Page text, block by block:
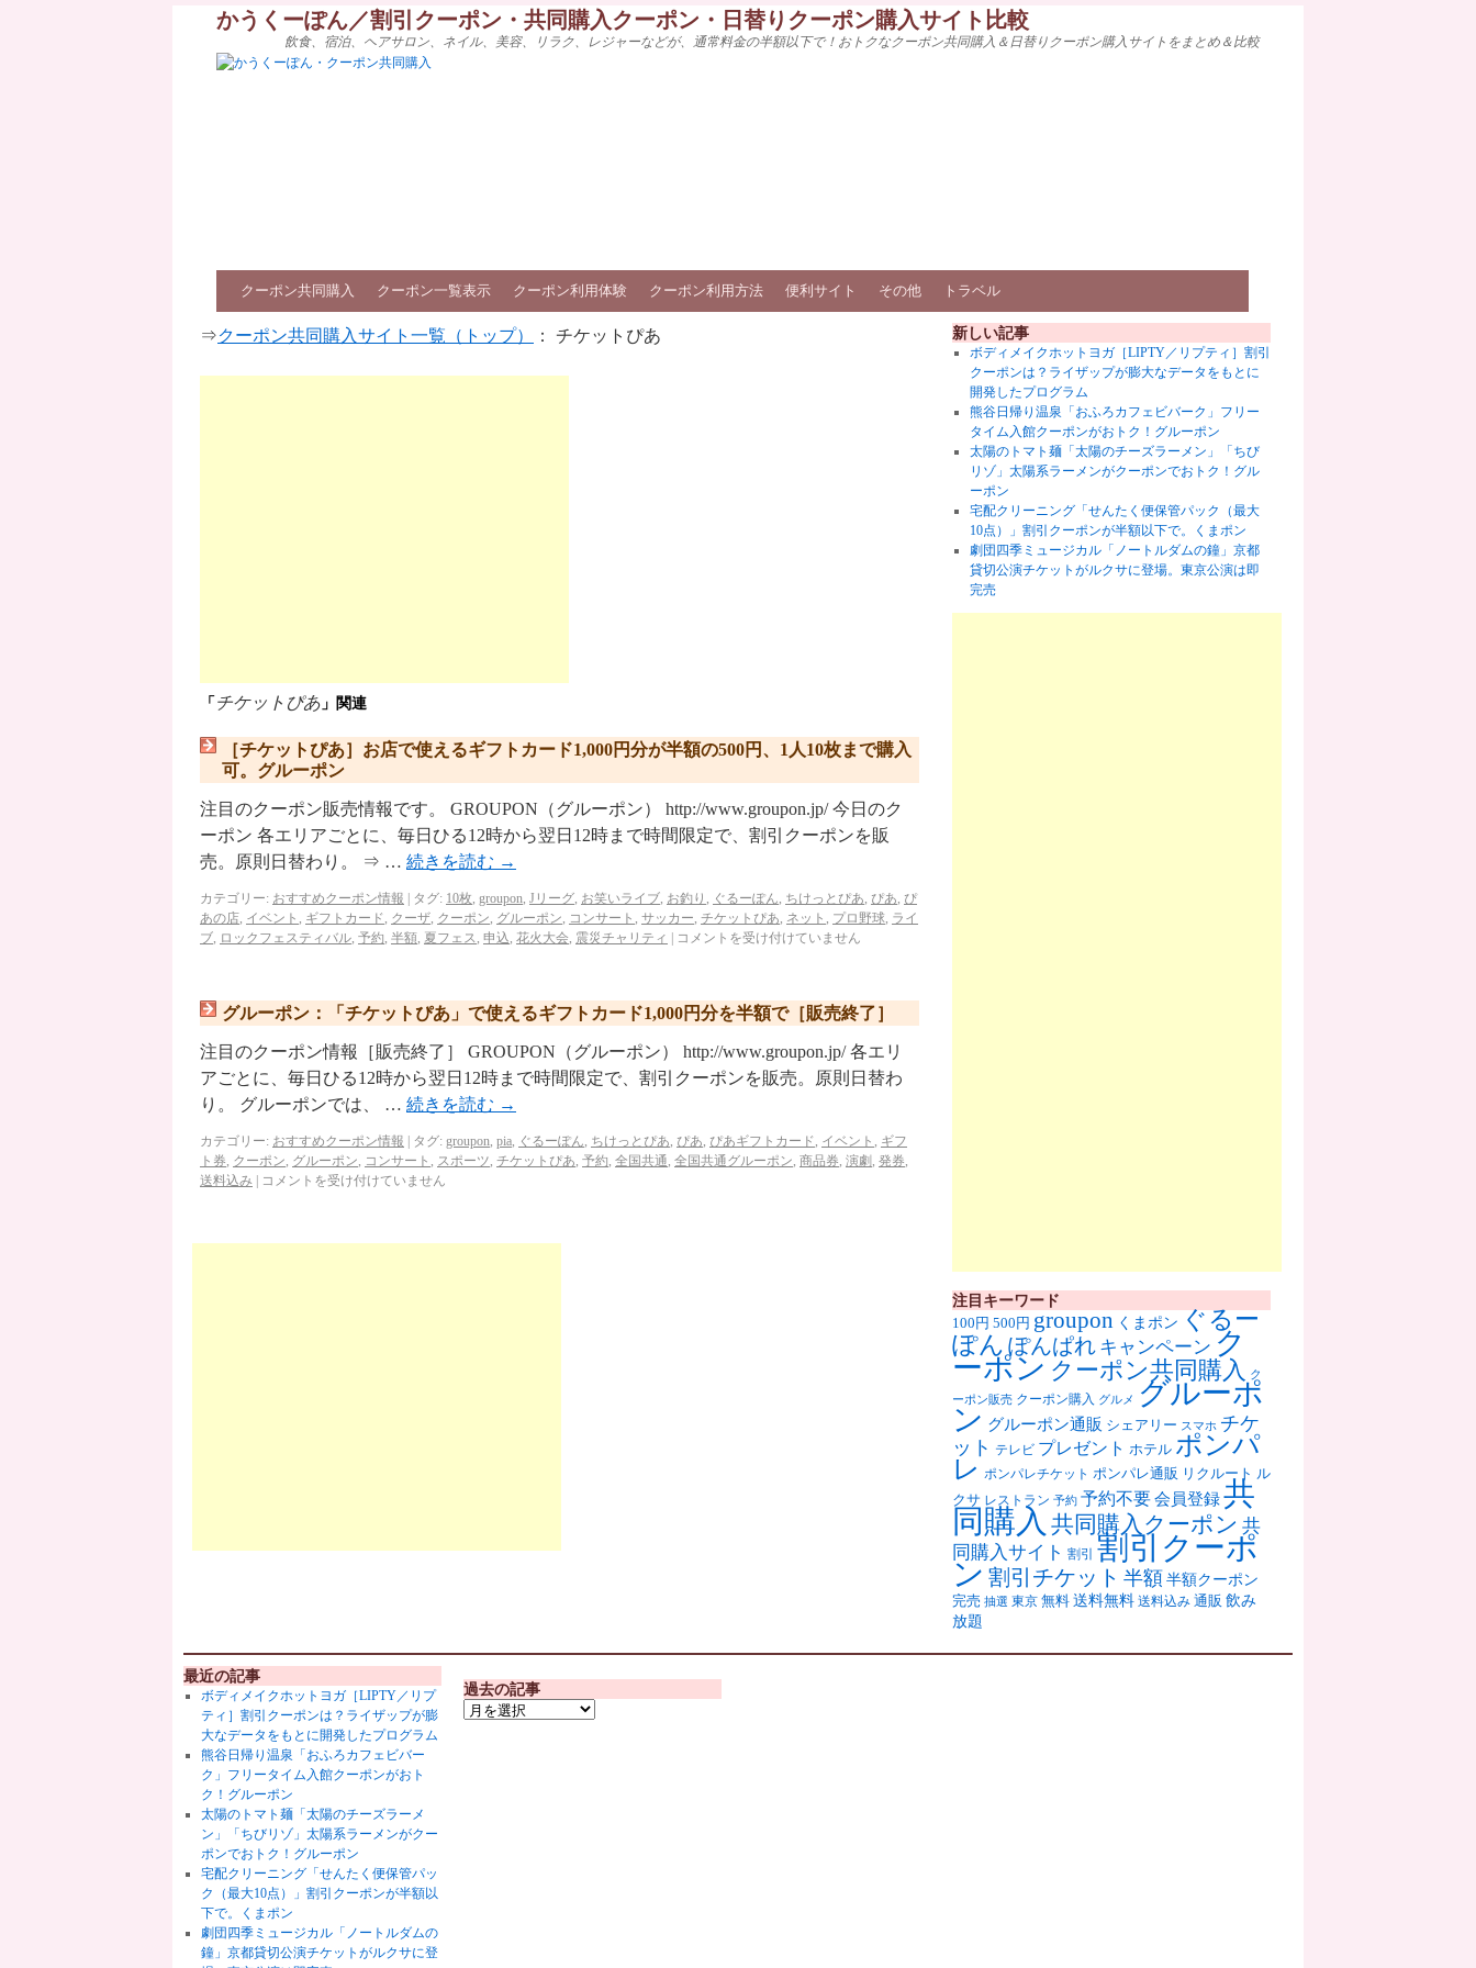
かうくーぽん／割引クーポン・共同購入クーポン・日替りクーポン購入サイト比較
飲食、宿泊、ヘアサロン、ネイル、美容、リラク、レジャーなどが、通常料金の半額以下で！おトクなクーポン共同購入＆日替りクーポン購入サイトをまとめ＆比較
クーポン共同購入 クーポン一覧表示 クーポン利用体験 クーポン利用方法 便利サイト その他 トラベル
⇒クーポン共同購入サイト一覧（トップ） ： チケットぴあ
「 チケットぴあ 」関連
［チケットぴあ］お店で使えるギフトカード1,000円分が半額の500円、1人10枚まで購入
可。グルーポン
注目のクーポン販売情報です。 GROUPON（グルーポン） http://www.groupon.jp/ 今日のク
ーポン 各エリアごとに、毎日ひる12時から翌日12時まで時間限定で、割引クーポンを販
売。原則日替わり。 ⇒ … 続きを読む →
カテゴリー: おすすめクーポン情報 タグ: 10枚, groupon, Jリーグ, お笑いライブ, お釣り , ぐるーぽん, ちけっとぴあ, ぴあ, ぴ
あの店, イベント , ギフトカード, クーザ, クーポン, グルーポン, コンサート , サッカー, チケットぴあ, ネット , プロ野球, ライ
ブ, ロックフェスティバル, 予約, 半額, 夏フェス, 申込, 花火大会, 震災チャリティ コメントを受け付けていません
グルーポン：「チケットぴあ」で使えるギフトカード1,000円分を半額で［販売終了］
注目のクーポン情報［販売終了］ GROUPON（グルーポン） http://www.groupon.jp/ 各エリ
アごとに、毎日ひる12時から翌日12時まで時間限定で、割引クーポンを販売。原則日替わ
り。 グルーポンでは、 … 続きを読む →
カテゴリー: おすすめクーポン情報 タグ: groupon, pia, ぐるーぽん, ちけっとぴあ, ぴあ, ぴあギフトカード, イベント , ギフ
ト券, クーポン, グルーポン, コンサート , スポーツ, チケットぴあ, 予約, 全国共通, 全国共通グルーポン, 商品券, 演劇 , 発券,
送料込み
コメントを受け付けていません
新しい記事
ボディメイクホットヨガ［LIPTY／リプティ］割引
クーポンは？ライザップが膨大なデータをもとに
開発したプログラム
熊谷日帰り温泉「おふろカフェビバーク」フリー
タイム入館クーポンがおトク！グルーポン
太陽のトマト麺「太陽のチーズラーメン」「ちび
リゾ」太陽系ラーメンがクーポンでおトク！グル
ーポン
宅配クリーニング「せんたく便保管パック（最大
10点）」割引クーポンが半額以下で。くまポン
劇団四季ミュージカル「ノートルダムの鐘」京都
貸切公演チケットがルクサに登場。東京公演は即
完売
注目キーワード
100円 500円 groupon くまポン ぐるー
ぽん ぽんぱれ キャンペーン ク
ーポン クーポン共同購入 ク
ーポン販売 クーポン購入 グルメ グルーポ
ン グルーポン通販 シェアリー スマホ チケ
ット テレビ プレゼント ホテル ポンパ
レ ポンパレチケット ポンパレ通販 リクルート ル
クサ レストラン 予約 予約不要会員登録共
同購入 共同購入クーポン 共
同購入サイト 割引 割引クーポ
ン 割引チケット 半額 半額クーポン
完売 抽選 東京 無料 送料無料 送料込み 通販 飲み
放題
最近の記事
ボディメイクホットヨガ［LIPTY／リプ
ティ］割引クーポンは？ライザップが膨
大なデータをもとに開発したプログラム
熊谷日帰り温泉「おふろカフェビバー
ク」フリータイム入館クーポンがおト
ク！グルーポン
太陽のトマト麺「太陽のチーズラーメ
ン」「ちびリゾ」太陽系ラーメンがクー
ポンでおトク！グルーポン
宅配クリーニング「せんたく便保管パッ
ク（最大10点）」割引クーポンが半額以
下で。くまポン
劇団四季ミュージカル「ノートルダムの
鐘」京都貸切公演チケットがルクサに登
過去の記事